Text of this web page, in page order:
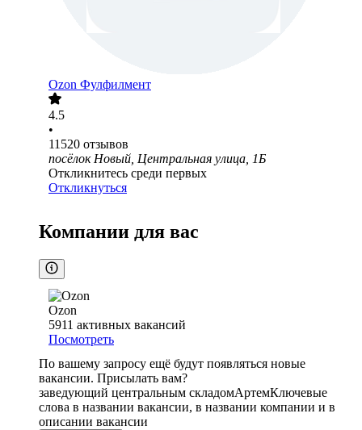
Ozon Фулфилмент
4.5
•
11520 отзывов
посёлок Новый, Центральная улица, 1Б
Откликнитесь среди первых
Откликнуться
Компании для вас
Ozon
5911 активных вакансий
Посмотреть
По вашему запросу ещё будут появляться новые
вакансии. Присылать вам?
заведующий центральным складомАртемКлючевые
слова в названии вакансии, в названии компании и в
описании вакансии